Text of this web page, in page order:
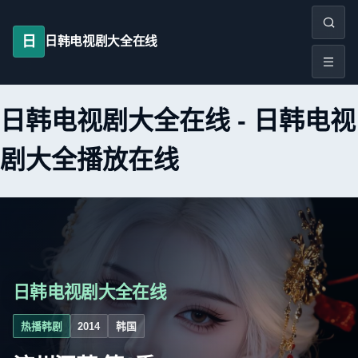
日 日韩电视剧大全在线
日韩电视剧大全在线- 日韩电视
剧大全播放在线
日韩电视剧大全在线
热播韩剧 2014 韩国